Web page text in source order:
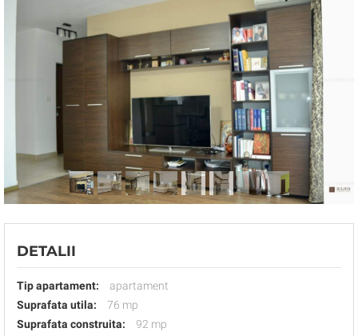
DETALII
Tip apartament:
apartament
Suprafata utila:
76 mp
Suprafata construita:
92 mp